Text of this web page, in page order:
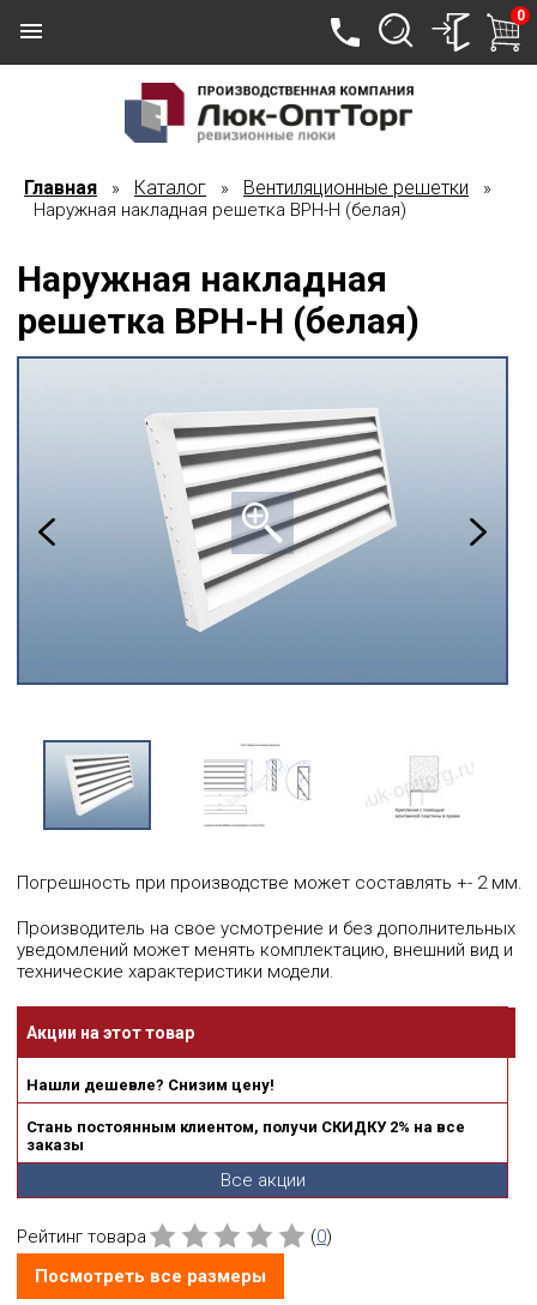
0
Главная » Каталог » Вентиляционные решетки »
Наружная накладная решетка ВРН-Н (белая)
Наружная накладная
решетка ВРН-Н (белая)
Погрешность при производстве может составлять +- 2 мм.
Производитель на свое усмотрение и без дополнительных
уведомлений может менять комплектацию, внешний вид и
технические характеристики модели.
Акции на этот товар
Нашли дешевле? Снизим цену!
Стань постоянным клиентом, получи СКИДКУ 2% на все
заказы
Все акции
Рейтинг товара (0)
Посмотреть все размеры